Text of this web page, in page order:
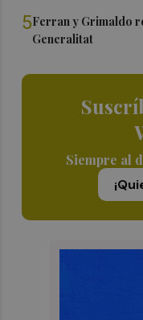
5Ferran y Grimaldo
Generalitat
Siempre al